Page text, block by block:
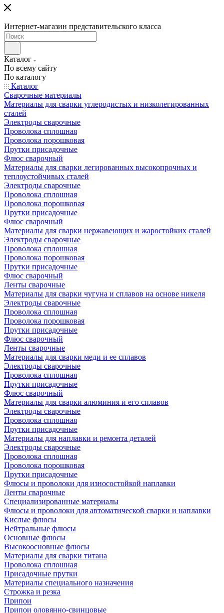
Интернет-магазин представительского класса
Каталог
По всему сайту
По каталогу
Каталог
Сварочные материалы
Материалы для сварки углеродистых и низколегированных
сталей
Электроды сварочные
Проволока сплошная
Проволока порошковая
Прутки присадочные
Флюс сварочный
Материалы для сварки легированных высокопрочных и
теплоустойчивых сталей
Электроды сварочные
Проволока сплошная
Проволока порошковая
Прутки присадочные
Флюс сварочный
Материалы для сварки нержавеющих и жаростойких сталей
Электроды сварочные
Проволока сплошная
Проволока порошковая
Прутки присадочные
Флюс сварочный
Ленты сварочные
Материалы для сварки чугуна и сплавов на основе никеля
Электроды сварочные
Проволока сплошная
Проволока порошковая
Прутки присадочные
Флюс сварочный
Ленты сварочные
Материалы для сварки меди и ее сплавов
Электроды сварочные
Проволока сплошная
Прутки присадочные
Флюс сварочный
Материалы для сварки алюминия и его сплавов
Электроды сварочные
Проволока сплошная
Прутки присадочные
Материалы для наплавки и ремонта деталей
Электроды сварочные
Проволока сплошная
Проволока порошковая
Прутки присадочные
Флюсы и проволоки для износостойкой наплавки
Ленты сварочные
Специализированные материалы
Флюсы и проволоки для автоматической сварки и наплавки
Кислые флюсы
Нейтральные флюсы
Основные флюсы
Высокоосновные флюсы
Материалы для сварки титана
Проволока сплошная
Присадочные прутки
Материалы специального назначения
Строжка и резка
Припои
Припои оловянно-свинцовые